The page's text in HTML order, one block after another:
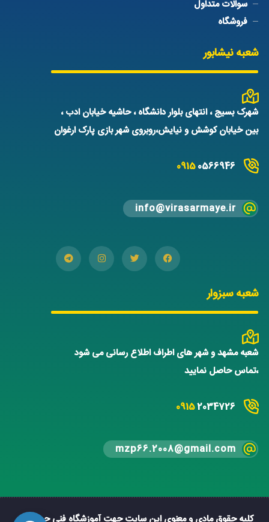
سوالات متداول
فروشگاه
شعبه نیشابور
شهرک بسیج ، انتهای بلوار دانشگاه ، حاشیه خیابان ادب ،
بین خیابان کوشش و نیایش،روبروی شهر بازی پارک ارغوان
09150566946
info@virasarmaye.ir
شعبه سبزوار
شعبه مشهد و شهر های اطراف اطلاع رسانی می شود
،تماس حاصل نمایید
09152034726
mzp66.2008@gmail.com